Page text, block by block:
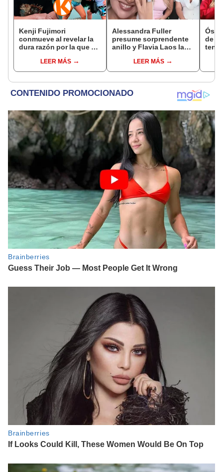
Kenji Fujimori
conmueve al revelar la
dura razón por la que no
esposa Erika Muñóz: "El
proceso judicial"
LEER MÁS
Alessandra Fuller
presume sorprendente
anillo y Flavia Laos la
supuesta relación con
joven extranjero: "Es
LEER MÁS
de